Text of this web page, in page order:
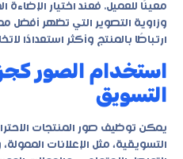
معينًا للعميل. فعند اختيار الإضاءة
وزاوية التصوير التي تظهر أفضل
ارتباطًا بالمنتج وأكثر استعدادًا
استخدام الصور
التسويق
يمكن توظيف صور المنتجات
التسويقية، مثل الإعلانات